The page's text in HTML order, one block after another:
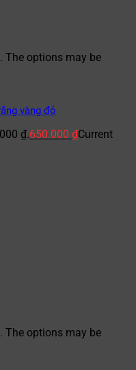
The options may be
vàng đỏ
₫.650.000 ₫Current
The options may be